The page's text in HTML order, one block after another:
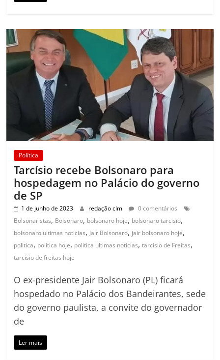
Política
Tarcísio recebe Bolsonaro para
hospedagem no Palácio do governo
de SP
1 de junho de 2023 redação clm
0 comentários
Bolsonaristas, Bolsonaro, bolsonaro hoje, bolsonaro tarcisio,
bolsonaro ultimas noticias, Jair Bolsonaro, jair bolsonaro hoje,
politica, politica hoje, politica ultimas noticias,tarcisio de Freitas,
tarcisio de freitas hoje
O ex-presidente Jair Bolsonaro (PL) ficará
hospedado no Palácio dos Bandeirantes, sede
do governo paulista, a convite do governador
de
Ler mais